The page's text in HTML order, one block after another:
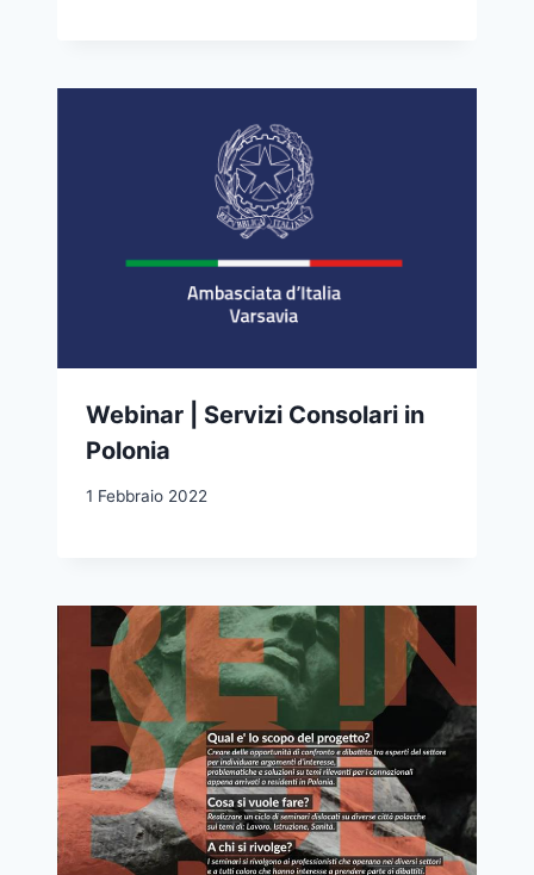
Webinar | Servizi Consolari in
Polonia
1 Febbraio 2022